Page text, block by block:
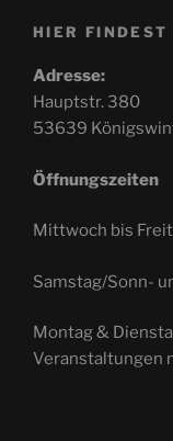
HIER FINDEST
Adresse:
Hauptstr. 380
53639
Öffnungszeiten
Mittwoch bis
Samstag/Sonn-
Montag &
Veranstaltungen